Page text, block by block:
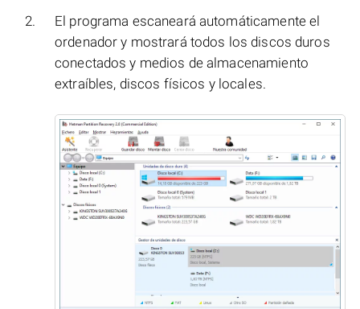
El programa escaneará automáticamente el
ordenador y mostrará todos los discos duros
conectados y medios de almacenamiento
extraíbles, discos físicos y locales.